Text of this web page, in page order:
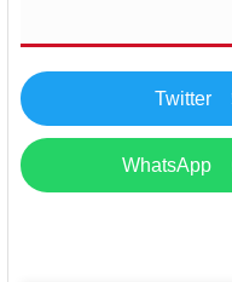
Twitter
WhatsApp